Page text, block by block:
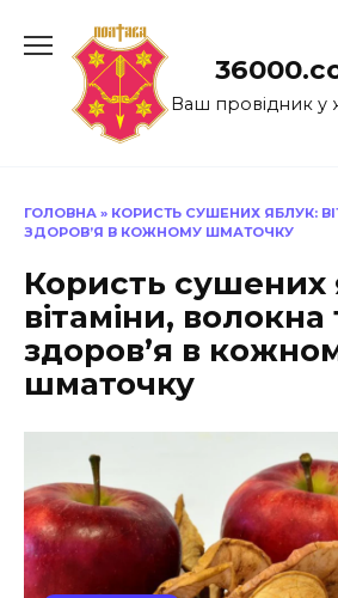
до
Ваш провідник у
ГОЛОВНА » КОРИСТЬ СУШЕНИХ ЯБЛУК:
ЗДОРОВ’Я В КОЖНОМУ ШМАТОЧКУ
Користь сушених
вітаміни, волокна
здоров’я в
шматочку